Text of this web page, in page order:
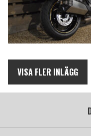
VISA FLER INLÄGG